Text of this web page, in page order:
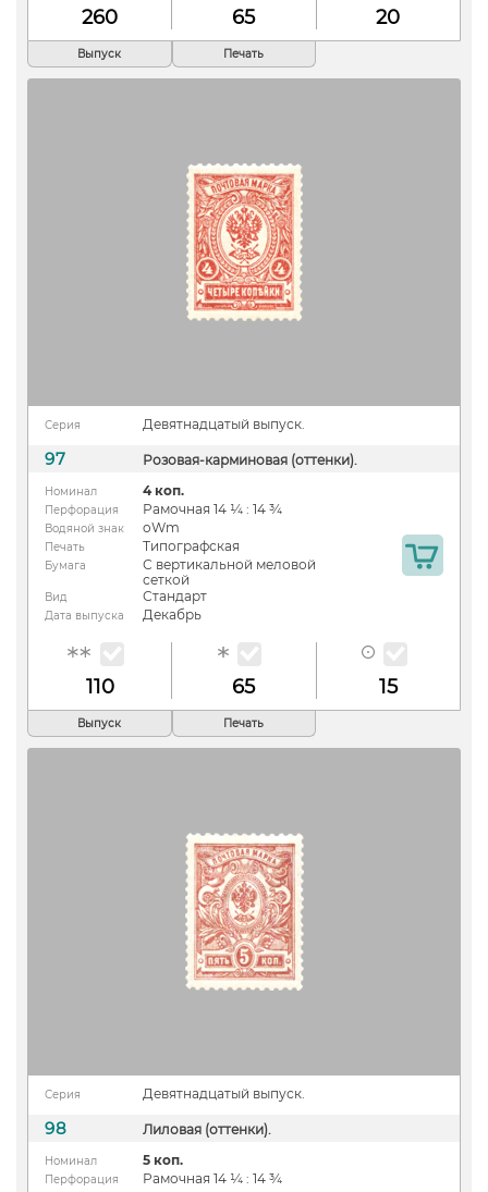
260 65 20
Выпуск Печать
Серия Девятнадцатый выпуск.
97 Розовая-карминовая (оттенки).
Номинал 4 коп.
Перфорация Рамочная 14 ¼ : 14 ¾
Водяной знак oWm
Печать Типографская
Бумага
С вертикальной меловой
сеткой
Вид Стандарт
Дата выпуска Декабрь
110 65 15
Выпуск Печать
Серия Девятнадцатый выпуск.
98 Лиловая (оттенки).
Номинал 5 коп.
Перфорация Рамочная 14 ¼ : 14 ¾